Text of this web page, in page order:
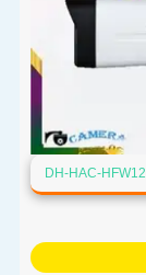
DH-HAC-